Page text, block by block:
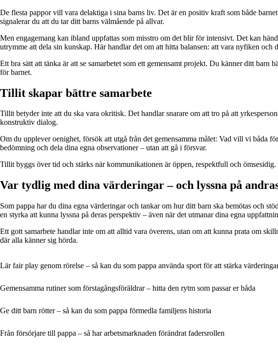
De flesta pappor vill vara delaktiga i sina barns liv. Det är en positiv kraft som både
signalerar du att du tar ditt barns välmående på allvar.
Men engagemang kan ibland uppfattas som misstro om det blir för intensivt. Det kan
utrymme att dela sin kunskap. Här handlar det om att hitta balansen: att vara nyfiken och
Ett bra sätt att tänka är att se samarbetet som ett gemensamt projekt. Du känner ditt
för barnet.
Tillit skapar bättre samarbete
Tillit betyder inte att du ska vara okritisk. Det handlar snarare om att tro på att
konstruktiv dialog.
Om du upplever oenighet, försök att utgå från det gemensamma målet: Vad vill vi båda
bedömning och dela dina egna observationer – utan att gå i försvar.
Tillit byggs över tid och stärks när kommunikationen är öppen, respektfull och ömsesidig.
Var tydlig med dina värderingar – och lyssna på
Som pappa har du dina egna värderingar och tankar om hur ditt barn ska bemötas och
en styrka att kunna lyssna på deras perspektiv – även när det utmanar dina egna
Ett gott samarbete handlar inte om att alltid vara överens, utan om att kunna prata om
där alla känner sig hörda.
Lär fair play genom rörelse – så kan du som pappa använda sport för att stärka
Gemensamma rutiner som förstagångsföräldrar – hitta den rytm som passar er båda
Ge ditt barn rötter – så kan du som pappa förmedla familjens historia
Från försörjare till pappa – så har arbetsmarknaden förändrat fadersrollen